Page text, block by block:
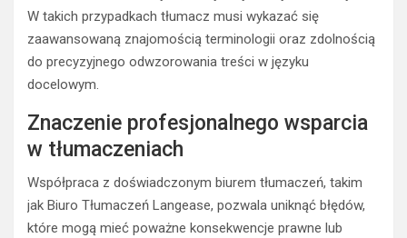
W takich przypadkach tłumacz musi wykazać się
zaawansowaną znajomością terminologii oraz zdolnością
do precyzyjnego odwzorowania treści w języku
docelowym.
Znaczenie profesjonalnego wsparcia
w tłumaczeniach
Współpraca z doświadczonym biurem tłumaczeń, takim
jak Biuro Tłumaczeń Langease, pozwala uniknąć błędów,
które mogą mieć poważne konsekwencje prawne lub